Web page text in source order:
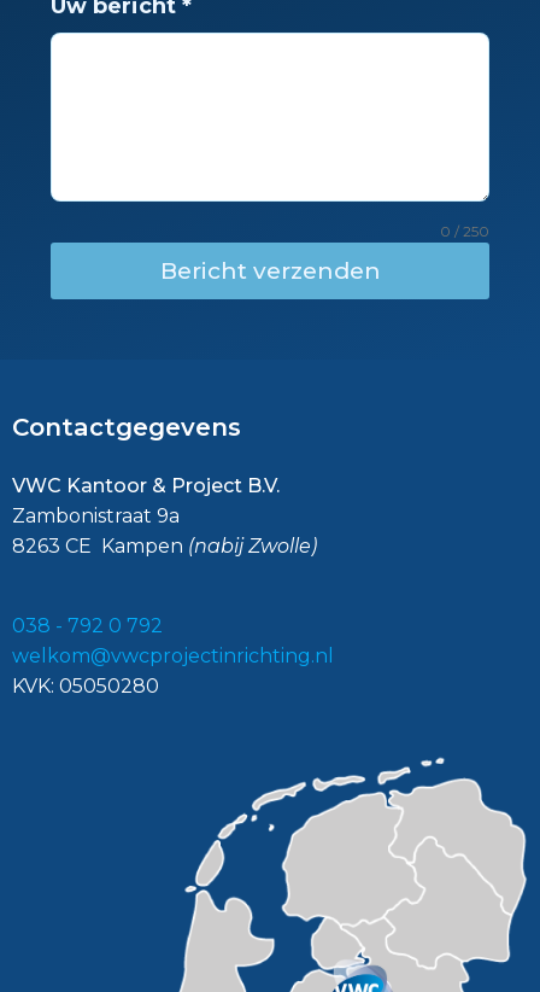
Uw bericht *
0 / 250
Bericht verzenden
Contactgegevens
VWC Kantoor & Project B.V.
Zambonistraat 9a
8263 CE Kampen (nabij Zwolle)
038 - 792 0 792
welkom@vwcprojectinrichting.nl
KVK: 05050280